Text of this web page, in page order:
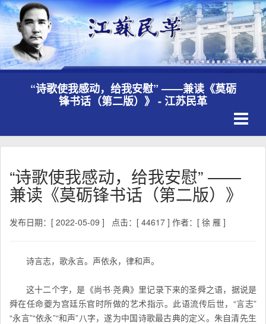
“诗歌使我感动，给我安慰” ——兼读《莫砺
锋书话（第二版）》 - 江苏民革
“诗歌使我感动，给我安慰” ——
兼读《莫砺锋书话（第二版）》
发布日期：[ 2022-05-09 ] 点击：[ 44617 ] 作者：[ 徐 雁 ]
诗言志，歌永言。声依永，律和声。
这十二个字，是《尚书·尧典》里记录下来的圣舜之语，据说是
舜在任命夔为宫廷乐官时所做的艺术指示。此语流传后世，“言志”
“永言”“依永”“和声”八字，遂为中国诗歌最古典的定义。朱自清先生